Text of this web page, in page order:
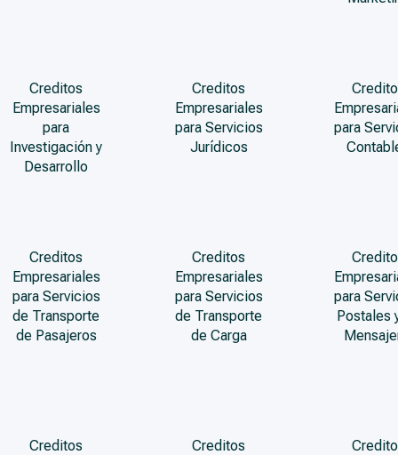
Creditos
Empresariales
para
Investigación y
Desarrollo
Creditos
Empresariales
para Servicios
Jurídicos
para
Creditos
Empresariales
para Servicios
de Transporte
de Pasajeros
Creditos
Empresariales
para Servicios
de Transporte
de Carga
para
Postales
Creditos
Creditos